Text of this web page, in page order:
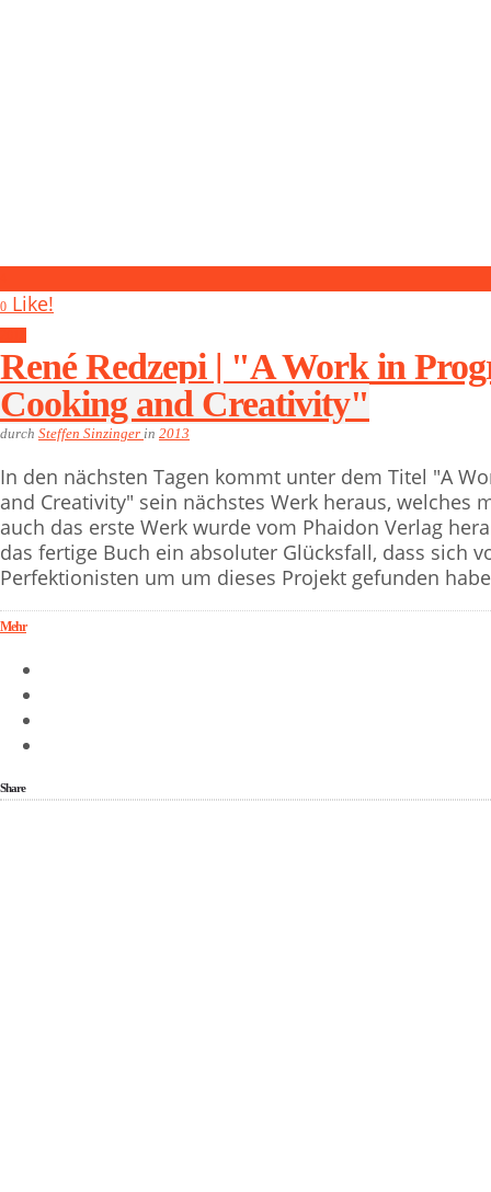
0 Like!
René Redzepi | "A Work in
Cooking and Creativity"
durch Steffen Sinzinger in 2013
In den nächsten Tagen kommt unter dem Titel "A
and Creativity" sein nächstes Werk heraus, welches
auch das erste Werk wurde vom Phaidon Verlag
das fertige Buch ein absoluter Glücksfall, dass sich
Perfektionisten um um dieses Projekt gefunden
Mehr
Share